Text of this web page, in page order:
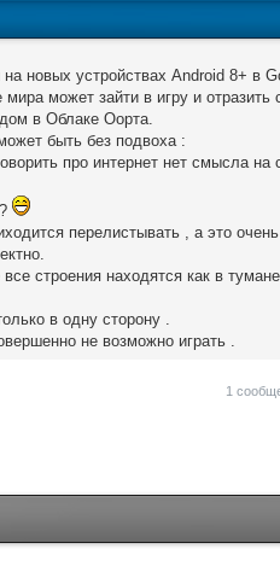
новых устройствах Android 8+ в
может зайти в игру и
в Облаке Оорта.
быть без подвоха :
про интернет нет смысла на
перелистывать , а это
строения находятся как в
в одну сторону .
не возможно играть .
1